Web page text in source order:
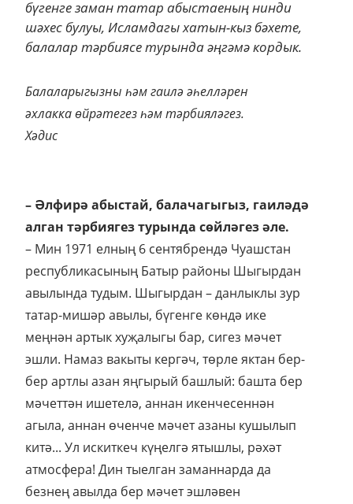
бүгенге заман татар абыстаеның нинди
шәхес булуы, Исламдагы хатын-кыз бәхете,
балалар тәрбиясе турында әңгәмә кордык.
Балаларыгызны һәм гаилә әһелләрен
әхлакка өйрәтегез һәм тәрбияләгез.
Хәдис
– Әлфирә абыстай, балачагыгыз, гаиләдә
алган тәрбиягез турында сөйләгез әле.
– Мин 1971 елның 6 сентябрендә Чуашстан
республикасының Батыр районы Шыгырдан
авылында тудым. Шыгырдан – данлыклы зур
татар-мишәр авылы, бүгенге көндә ике
меңнән артык хуҗалыгы бар, сигез мәчет
эшли. Намаз вакыты кергәч, төрле яктан бер-
бер артлы азан яңгырый башлый: башта бер
мәчеттән ишетелә, аннан икенчесеннән
агыла, аннан өченче мәчет азаны кушылып
китә... Ул искиткеч күңелгә ятышлы, рәхәт
атмосфера! Дин тыелган заманнарда да
безнең авылда бер мәчет эшләвен